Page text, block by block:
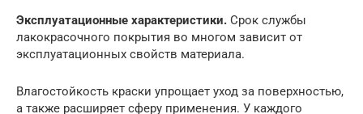
Эксплуатационные характеристики. Срок службы
лакокрасочного покрытия во многом зависит от
эксплуатационных свойств материала.
Влагостойкость краски упрощает уход за поверхностью,
а также расширяет сферу применения. У каждого